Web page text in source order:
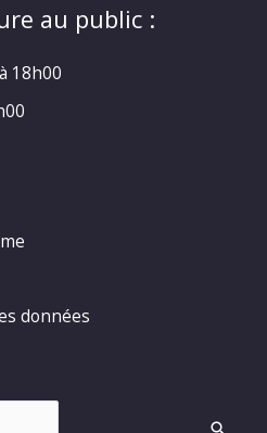
au public :
18h00
données